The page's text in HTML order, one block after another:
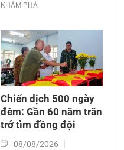
KHÁM PHÁ
Chiến dịch 500 ngày
đêm: Gần 60 năm trăn
trở tìm đồng đội
08/08/2026